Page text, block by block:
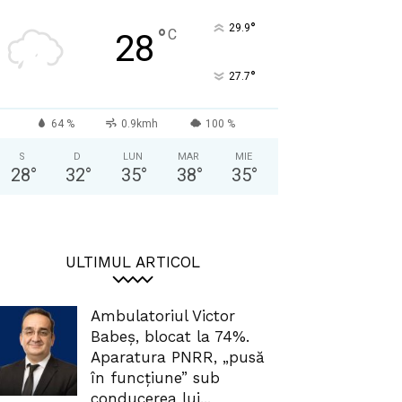
28 °C 29.9°
27.7°
64 % 0.9kmh 100 %
S
28°
D
32°
LUN
35°
MAR
38°
MIE
35°
ULTIMUL ARTICOL
Ambulatoriul Victor
Babeș, blocat la 74%.
Aparatura PNRR, „pusă
în funcțiune” sub
conducerea lui...